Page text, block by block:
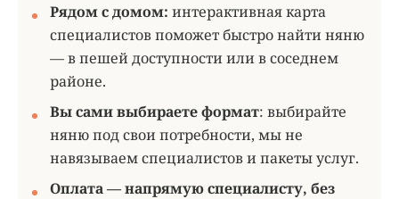
Рядом с домом: интерактивная карта
специалистов поможет быстро найти няню
— в пешей доступности или в соседнем
районе.
Вы сами выбираете формат: выбирайте
няню под свои потребности, мы не
навязываем специалистов и пакеты услуг.
Оплата — напрямую специалисту, без